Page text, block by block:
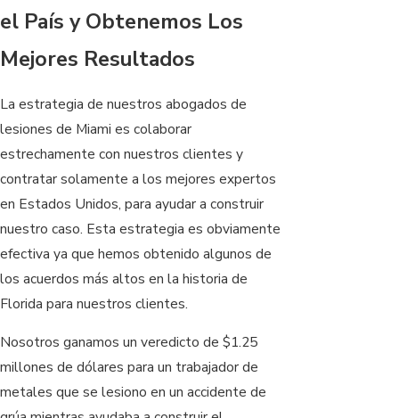
el País y Obtenemos Los
Mejores Resultados
La estrategia de nuestros abogados de
lesiones de Miami es colaborar
estrechamente con nuestros clientes y
contratar solamente a los mejores expertos
en Estados Unidos, para ayudar a construir
nuestro caso. Esta estrategia es obviamente
efectiva ya que hemos obtenido algunos de
los acuerdos más altos en la historia de
Florida para nuestros clientes.
Nosotros ganamos un veredicto de $1.25
millones de dólares para un trabajador de
metales que se lesiono en un accidente de